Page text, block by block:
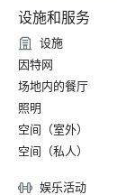
设施和服务
设施
因特网
场地内的餐厅
照明
空间（室外）
空间（私人）
娱乐活动